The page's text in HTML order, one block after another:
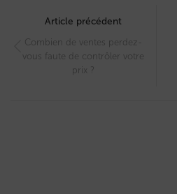
navigation
Article précédent
Combien de ventes perdez-
vous faute de contrôler votre
prix ?